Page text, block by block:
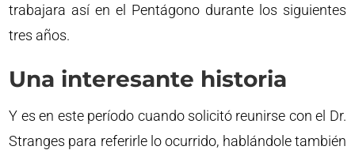
trabajara así en el Pentágono durante los siguientes
tres años.
Una interesante historia
Y es en este período cuando solicitó reunirse con el Dr.
Stranges para referirle lo ocurrido, hablándole también